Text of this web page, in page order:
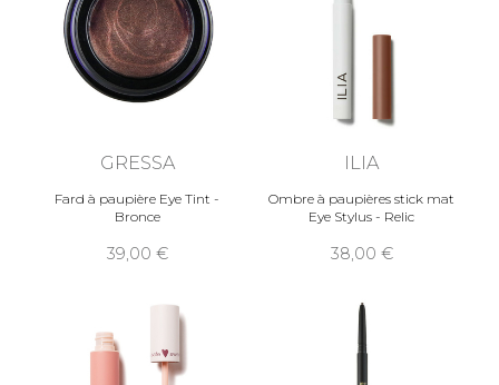
GRESSA
Fard à paupière Eye Tint -
Bronce
39,00
ILIA
Ombre à paupières stick mat
Eye Stylus - Relic
38,00